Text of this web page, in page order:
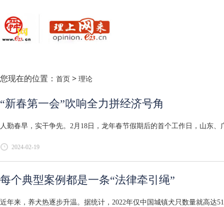
您现在的位置： 首页 > 理论
“新春第一会”吹响全力拼经济号角
人勤春早，实干争先。2月18日，龙年春节假期后的首个工作日，山东
2024-02-19
每个典型案例都是一条“法律牵引绳”
近年来，养犬热逐步升温。据统计，2022年仅中国城镇犬只数量就高达